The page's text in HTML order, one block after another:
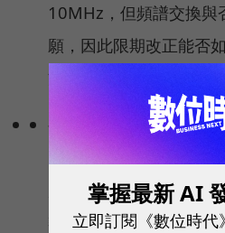
10MHz，但頻譜交換與
願，因此限期改正能否
方。
被迫繳回頻譜之「新台
10MHz的頻譜後，再擠
戶，亦將使得原台灣大
響。
掌握最新 AI
立即訂閱《數位時